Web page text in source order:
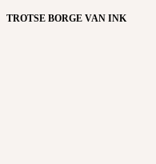
TROTSE BORGE VAN INK